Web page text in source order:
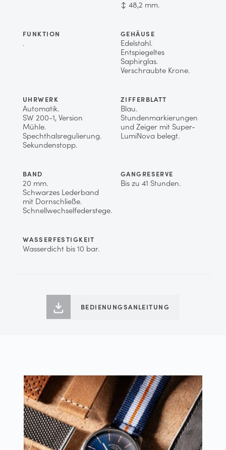
↕ 48,2 mm.
FUNKTION
.
GEHÄUSE
Edelstahl.
Entspiegeltes
Saphirglas.
Verschraubte Krone.
UHRWERK
Automatik.
SW 200-1, Version
Mühle.
Spechthalsregulierung.
Sekundenstopp.
ZIFFERBLATT
Blau.
Stundenmarkierungen
und Zeiger mit Super-
LumiNova belegt.
BAND
20 mm.
Schwarzes Lederband
mit Dornschließe.
Schnellwechselfederstege.
GANGRESERVE
Bis zu 41 Stunden.
WASSERFESTIGKEIT
Wasserdicht bis 10 bar.
BEDIENUNGSANLEITUNG